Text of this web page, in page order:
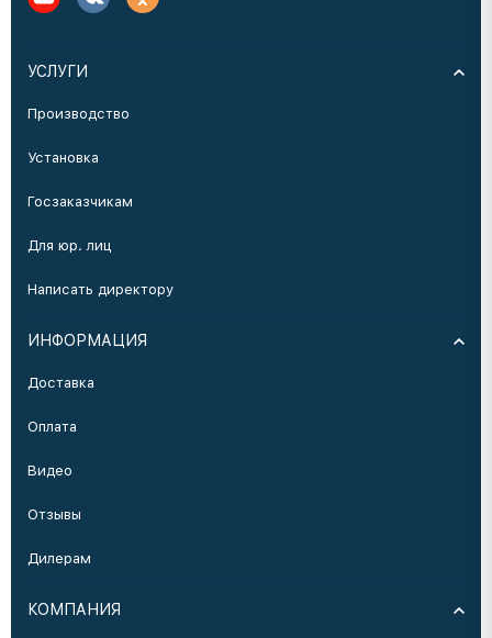
УСЛУГИ
Производство
Установка
Госзаказчикам
Для юр. лиц
Написать директору
ИНФОРМАЦИЯ
Доставка
Оплата
Видео
Отзывы
Дилерам
КОМПАНИЯ